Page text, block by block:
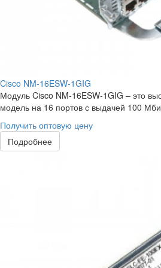
Cisco NM-16ESW-1GIG
Модуль Cisco NM-16ESW-1GIG – это
модель на 16 портов с выдачей 100
Получить оптовую цену
Подробнее